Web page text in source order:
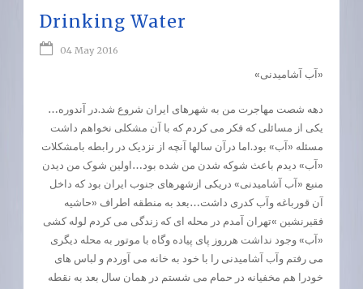
Drinking Water
04 May 2016
«آب آشامیدنی»
…دهه شصت مهاجرت من به شهرهای ایران شروع شد.در آندوره
یکی از مسائلی که فکر می کردم که با آن مشکلی نخواهم داشت
مسئله «آب» بود.اما درآن سالها آنچه از نزدیک در رابطه بامشکلات
«آب» دیدم باعث شوکه شدن من شده بود…اولین شوک من دیدن
منبع «آب آشامیدنی» دریکی ازشهرهای جنوب ایران بود که داخل
آن قورباغه وآب کدری داشت…بعد به منطقه اطراف «حاشیه
فقیرنشین »تهران آمدم در محله ای که زندگی می کردم لوله کشی
«آب» وجود نداشت هرروز پای پیاده وگاه با موتور به محله دیگری
می رفتم وآب آشامیدنی را با خود به خانه می آوردم و لباس های
خودرا هم مخفیانه در حمام می شستم در همان سال بعد به نقطه